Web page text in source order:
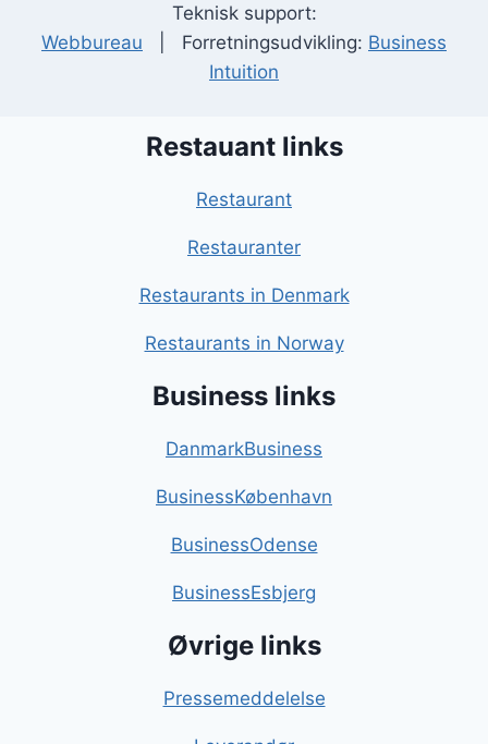
Teknisk support:
Webbureau | Forretningsudvikling: Business
Intuition
Restauant links
Restaurant
Restauranter
Restaurants in Denmark
Restaurants in Norway
Business links
DanmarkBusiness
BusinessKøbenhavn
BusinessOdense
BusinessEsbjerg
Øvrige links
Pressemeddelelse